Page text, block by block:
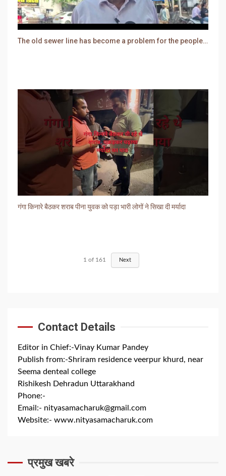
The old sewer line has become a problem for the people. Sewer water is entering people's houses.
गंगा किनारे बैठकर शराब पीना युवक को पड़ा भारी लोगों ने सिखा दी मर्यादा
1 of 161 Next
Contact Details
Editor in Chief:-Vinay Kumar Pandey
Publish from:-Shriram residence veerpur khurd, near
Seema denteal college
Rishikesh Dehradun Uttarakhand
Phone:-
Email:- nityasamacharuk@gmail.com
Website:- www.nityasamacharuk.com
प्रमुख खबरे